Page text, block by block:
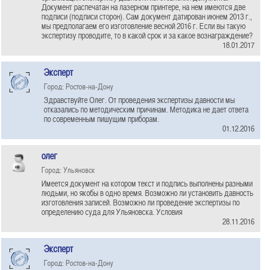
Документ распечатан на лазерном принтере, на нем имеются две
подписи (подписи сторон). Сам документ датирован июнем 2013 г.,
мы предполагаем его изготовление весной 2016 г. Если вы такую
экспертизу проводите, то в какой срок и за какое вознаграждение?
18.01.2017
Эксперт
Город: Ростов-на-Дону
Здравствуйте Олег. От проведения экспертизы давности мы
отказались по методическим причинам. Методика не дает ответа
по современным пишущим приборам.
01.12.2016
олег
Город: Ульяновск
Имеется документ на котором текст и подпись выполнены разными
людьми, но якобы в одно время. Возможно ли установить давность
изготовления записей. Возможно ли проведение экспертизы по
определению суда для Ульяновска. Условия
28.11.2016
Эксперт
Город: Ростов-на-Дону